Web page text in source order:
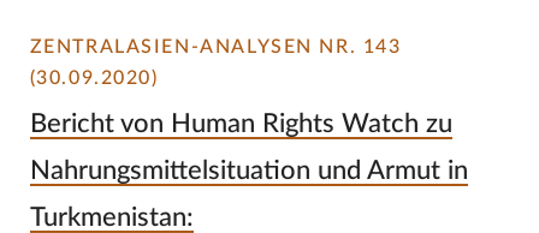
ZENTRALASIEN-ANALYSEN NR. 143
(30.09.2020)
Bericht von Human Rights Watch zu
Nahrungsmittelsituation und Armut in
Turkmenistan: